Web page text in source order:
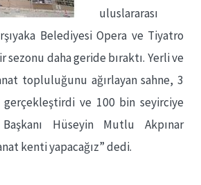
uluslararası
Belediyesi Opera ve Tiyatro
sezonu daha geride bıraktı. Yerli ve
topluluğunu ağırlayan sahne, 3
ve 100 bin seyirciye
Hüseyin Mutlu Akpınar
kenti yapacağız” dedi.